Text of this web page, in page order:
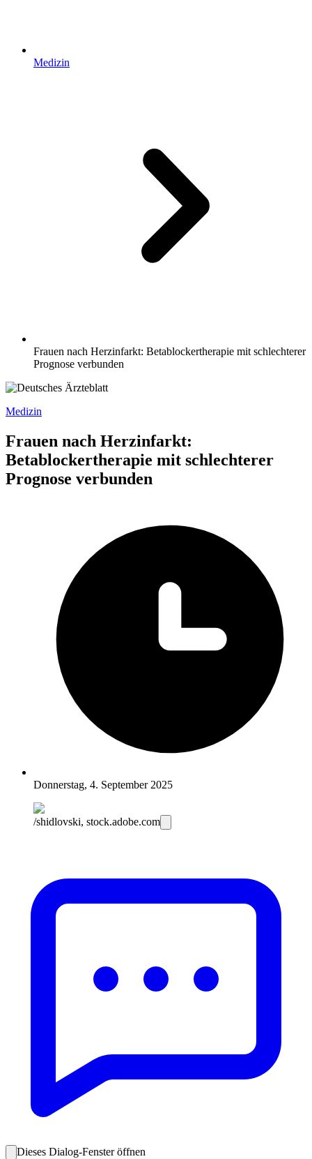
Medizin
Frauen nach Herzinfarkt: Betablockertherapie mit schlechterer
Prognose verbunden
Medizin
Frauen nach Herzinfarkt:
Betablockertherapie mit schlechterer
Prognose verbunden
Donnerstag, 4. September 2025
/shidlovski, stock.adobe.com
Dieses Dialog-Fenster öffnen